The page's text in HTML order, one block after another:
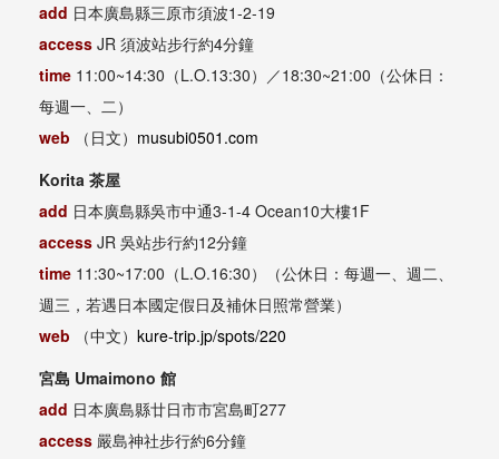
add 日本廣島縣三原市須波1-2-19
access JR 須波站步行約4分鐘
time 11:00~14:30（L.O.13:30）／18:30~21:00（公休日：
每週一、二）
web
（日文） musubi0501.com
Korita 茶屋
add 日本廣島縣吳市中通3-1-4 Ocean10大樓1F
access JR 吳站步行約12分鐘
time 11:30~17:00（L.O.16:30）（公休日：每週一、週二、
週三，若遇日本國定假日及補休日照常營業）
web
（中文） kure-trip.jp/spots/220
宮島 Umaimono 館
add 日本廣島縣廿日市市宮島町277
access 嚴島神社步行約6分鐘